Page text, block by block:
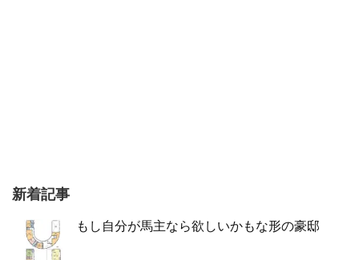
新着記事
もし自分が馬主なら欲しいかもな形の豪邸